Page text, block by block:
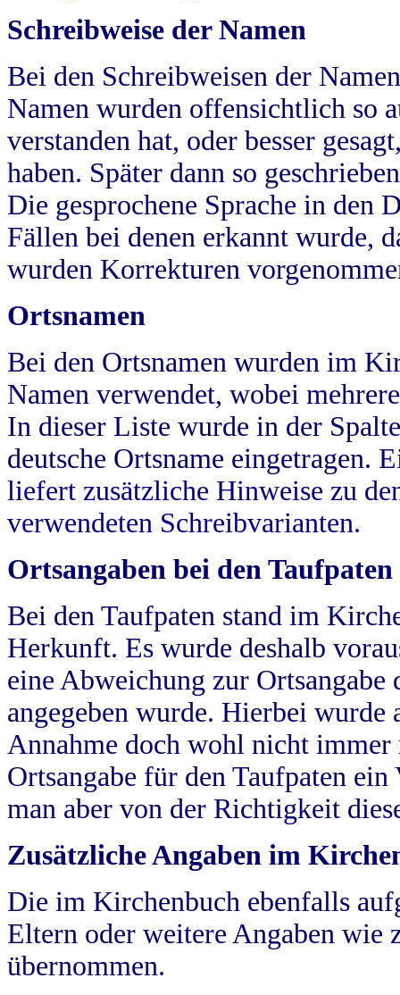
Schreibweise der Namen
Bei den Schreibweisen der
Namen wurden offensichtlich so
verstanden hat, oder besser
haben. Später dann so
Die gesprochene Sprache in
Fällen bei denen erkannt wurde,
wurden Korrekturen
Ortsnamen
Bei den Ortsnamen wurden im
Namen verwendet, wobei
In dieser Liste wurde in der
deutsche Ortsname eingetragen.
liefert zusätzliche Hinweise zu
verwendeten Schreibvarianten.
Ortsangaben bei den Taufpaten
Bei den Taufpaten stand im
Herkunft. Es wurde deshalb
eine Abweichung zur
angegeben wurde. Hierbei wurde
Annahme doch wohl nicht
Ortsangabe für den Taufpaten
man aber von der Richtigkeit
Zusätzliche Angaben im
Die im Kirchenbuch ebenfalls
Eltern oder weitere Angaben wie
übernommen.